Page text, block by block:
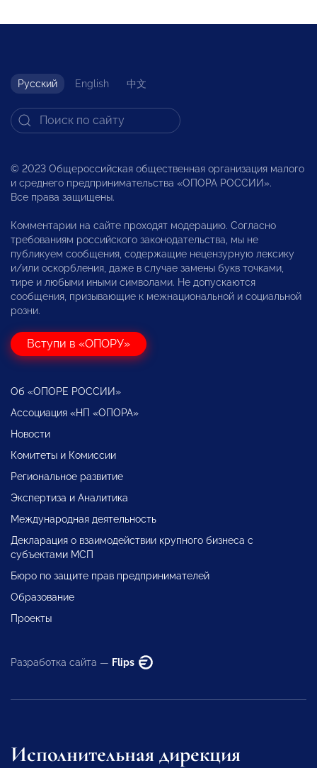
Русский English 中文
© 2023 Общероссийская общественная организация малого
и среднего предпринимательства «ОПОРА РОССИИ».
Все права защищены.
Комментарии на сайте проходят модерацию. Согласно
требованиям российского законодательства, мы не
публикуем сообщения, содержащие нецензурную лексику
и/или оскорбления, даже в случае замены букв точками,
тире и любыми иными символами. Не допускаются
сообщения, призывающие к межнациональной и социальной
розни.
Вступи в «ОПОРУ»
Об «ОПОРЕ РОССИИ»
Ассоциация «НП «ОПОРА»
Новости
Комитеты и Комиссии
Региональное развитие
Экспертиза и Аналитика
Международная деятельность
Декларация о взаимодействии крупного бизнеса с
субъектами МСП
Бюро по защите прав предпринимателей
Образование
Проекты
Разработка сайта — Flips
Исполнительная дирекция